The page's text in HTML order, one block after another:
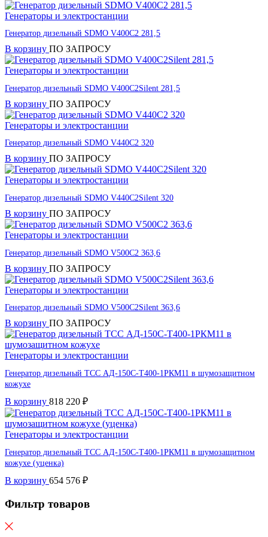
Генераторы и электростанции
Генератор дизельный SDMO V400C2 281,5
В корзину ПО ЗАПРОСУ
Генераторы и электростанции
Генератор дизельный SDMO V400C2Silent 281,5
В корзину ПО ЗАПРОСУ
Генераторы и электростанции
Генератор дизельный SDMO V440C2 320
В корзину ПО ЗАПРОСУ
Генераторы и электростанции
Генератор дизельный SDMO V440C2Silent 320
В корзину ПО ЗАПРОСУ
Генераторы и электростанции
Генератор дизельный SDMO V500C2 363,6
В корзину ПО ЗАПРОСУ
Генераторы и электростанции
Генератор дизельный SDMO V500C2Silent 363,6
В корзину ПО ЗАПРОСУ
Генераторы и электростанции
Генератор дизельный ТСС АД-150С-Т400-1РКМ11 в шумозащитном
кожухе
В корзину 818 220 ₽
Генераторы и электростанции
Генератор дизельный ТСС АД-150С-Т400-1РКМ11 в шумозащитном
кожухе (уценка)
В корзину 654 576 ₽
Фильтр товаров